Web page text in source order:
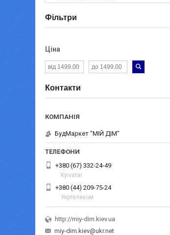
Фільтри
Ціна
Контакти
БудМаркет "МІЙ ДІМ"
+380 (67) 332-24-49
Kyivstar
+380 (44) 209-75-24
Укртелеком
http://miy-dim.kiev.ua
miy-dim.kiev@ukr.net